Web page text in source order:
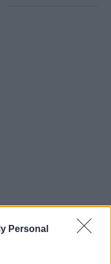
Personal